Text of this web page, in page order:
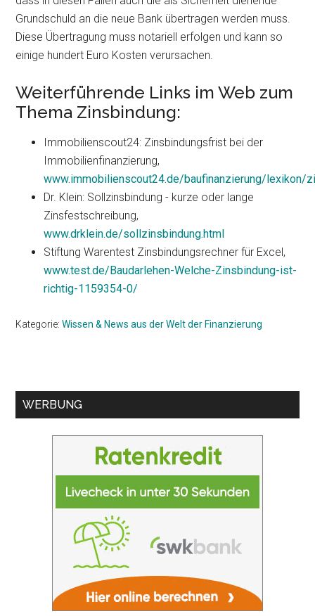
Grundschuld an die neue Bank übertragen werden muss.
Diese Übertragung muss notariell erfolgen und kann so
einige hundert Euro Kosten verursachen.
Weiterführende Links im Web zum
Thema Zinsbindung:
Immobilienscout24: Zinsbindungsfrist bei der
Immobilienfinanzierung,
www.immobilienscout24.de/baufinanzierung/lexikon/
Dr. Klein: Sollzinsbindung - kurze oder lange
Zinsfestschreibung,
www.drklein.de/sollzinsbindung.html
Stiftung Warentest Zinsbindungsrechner für Excel,
www.test.de/Baudarlehen-Welche-Zinsbindung-ist-
richtig-1159354-0/
Kategorie:Wissen & News aus der Welt der Finanzierung
Seitenspalte
WERBUNG